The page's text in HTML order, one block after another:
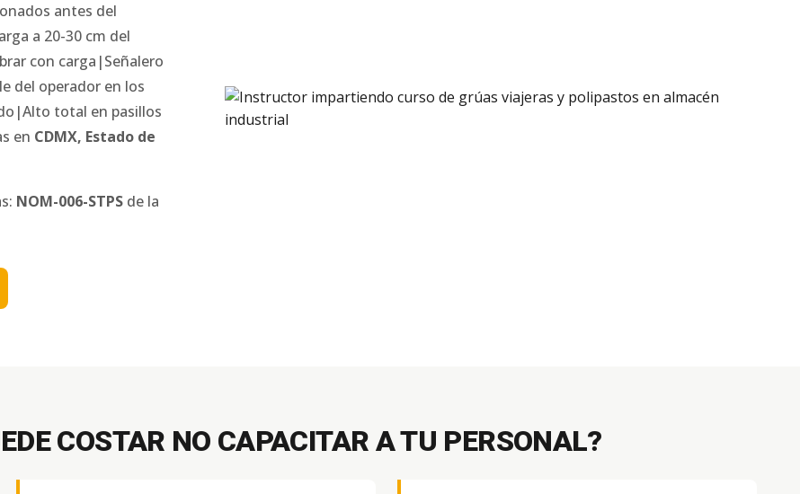
antes del
a 20-30 cm del
con carga|Señalero
del operador en los
total en pasillos
en CDMX, Estado de
NOM-006-STPS de la
COSTAR NO CAPACITAR A TU PERSONAL?